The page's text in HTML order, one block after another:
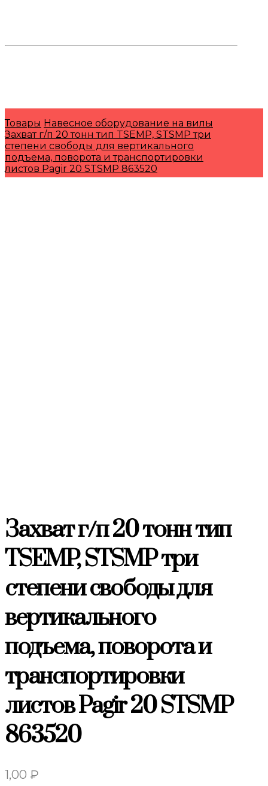
Товары Навесное оборудование на вилы
Захват г/п 20 тонн тип TSEMP, STSMP три
степени свободы для вертикального
подъема, поворота и транспортировки
листов Pagir 20 STSMP 863520
Захват г/п 20 тонн тип
TSEMP, STSMP три
степени свободы для
вертикального
подъема, поворота и
транспортировки
листов Pagir 20 STSMP
863520
1,00 ₽